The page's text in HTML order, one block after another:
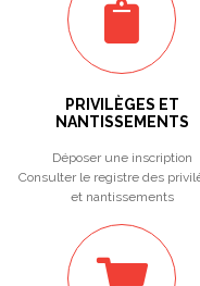
PRIVILÈGES ET
NANTISSEMENTS
Déposer une inscription
Consulter le registre des
et nantissements